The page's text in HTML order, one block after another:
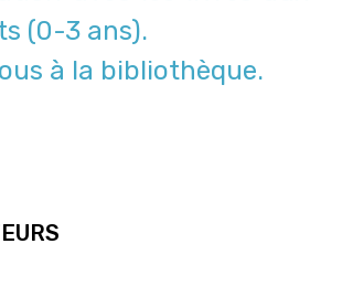
(0-3 ans).
à la bibliothèque.